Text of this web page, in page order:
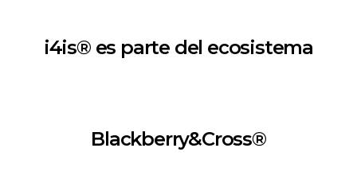
i4is® es parte del ecosistema
Blackberry&Cross®